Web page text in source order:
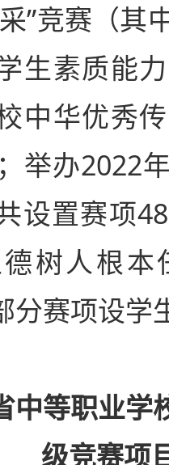
”竞赛（其
生素质能
中华优秀
举办2022
设置赛项
树人根本
分赛项设学
中等职业学
级竞赛项